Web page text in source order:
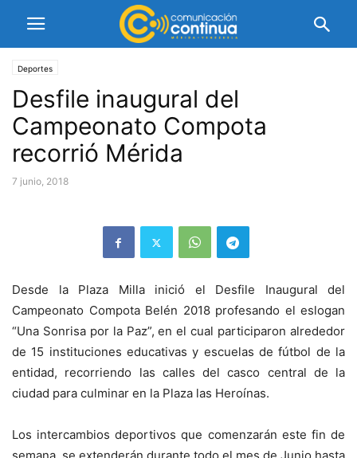
Deportes
Desfile inaugural del
Campeonato Compota
recorrió Mérida
7 junio, 2018
Desde la Plaza Milla inició el Desfile Inaugural del
Campeonato Compota Belén 2018 profesando el eslogan
“Una Sonrisa por la Paz”, en el cual participaron alrededor
de 15 instituciones educativas y escuelas de fútbol de la
entidad, recorriendo las calles del casco central de la
ciudad para culminar en la Plaza las Heroínas.
Los intercambios deportivos que comenzarán este fin de